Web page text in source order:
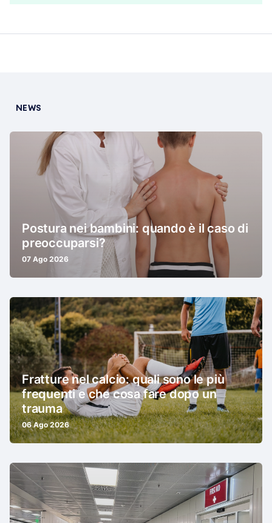
NEWS
Postura nei bambini: quando è il caso di
preoccuparsi?
07 Ago 2026
Fratture nel calcio: quali sono le più
frequenti e che cosa fare dopo un
trauma
06 Ago 2026